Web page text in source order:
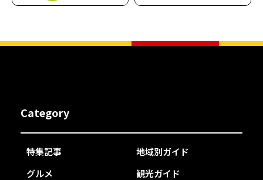
Category
特集記事
地域別ガイド
グルメ
観光ガイド